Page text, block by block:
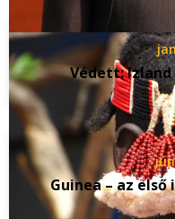
Védett:
Guinea – az első